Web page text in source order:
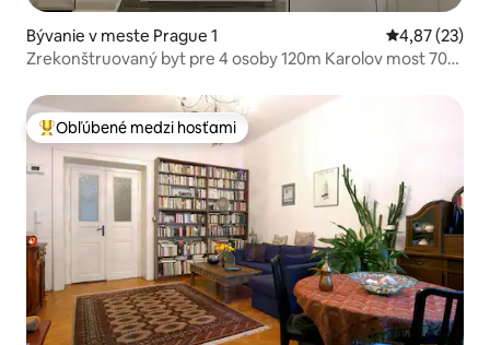
Bývanie v meste Prague 1 Priemerné
4,87 (23)
Zrekonštruovaný byt pre 4 osoby 120m Karolov most 70m
Najobľúbenejšie medzi hosťami
Obľúbené medzi hosťami